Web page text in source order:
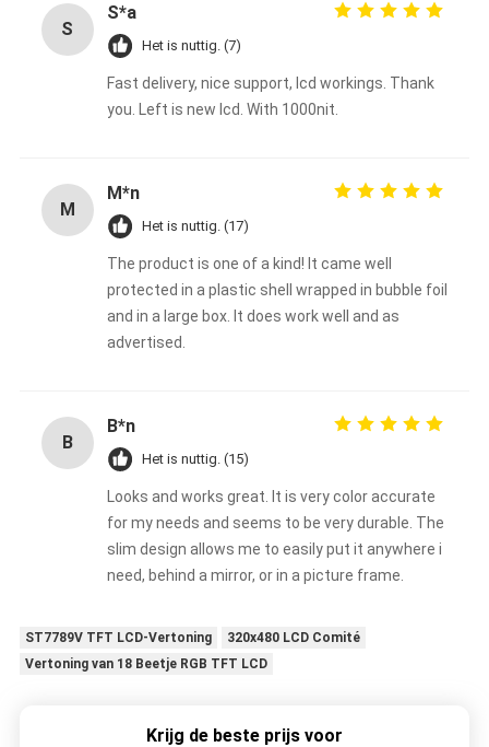
S
S*a
Het is nuttig. (7)
Fast delivery, nice support, lcd workings. Thank
you. Left is new lcd. With 1000nit.
M
M*n
Het is nuttig. (17)
The product is one of a kind! It came well
protected in a plastic shell wrapped in bubble foil
and in a large box. It does work well and as
advertised.
B
B*n
Het is nuttig. (15)
Looks and works great. It is very color accurate
for my needs and seems to be very durable. The
slim design allows me to easily put it anywhere i
need, behind a mirror, or in a picture frame.
ST7789V TFT LCD-Vertoning
320x480 LCD Comité
Vertoning van 18 Beetje RGB TFT LCD
Krijg de beste prijs voor